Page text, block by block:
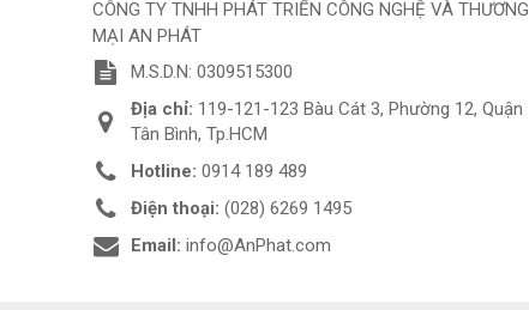
CÔNG TY TNHH PHÁT TRIỂN CÔNG NGHỆ VÀ THƯƠNG
MẠI AN PHÁT
M.S.D.N: 0309515300
Địa chỉ: 119-121-123 Bàu Cát 3, Phường 12, Quận
Tân Bình, Tp.HCM
Hotline: 0914 189 489
Điện thoại: (028) 6269 1495
Email: info@AnPhat.com